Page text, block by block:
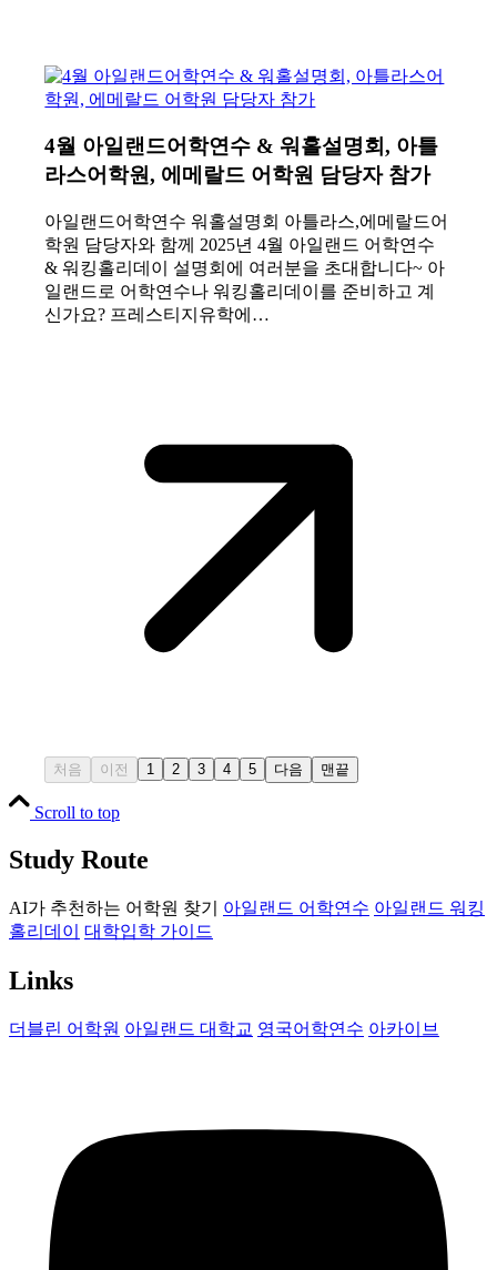
4월 아일랜드어학연수 & 워홀설명회, 아틀
라스어학원, 에메랄드 어학원 담당자 참가
아일랜드어학연수 워홀설명회 아틀라스,에메랄드어
학원 담당자와 함께 2025년 4월 아일랜드 어학연수
& 워킹홀리데이 설명회에 여러분을 초대합니다~ 아
일랜드로 어학연수나 워킹홀리데이를 준비하고 계
신가요? 프레스티지유학에…
처음 이전 1 2 3 4 5 다음 맨끝
Scroll to top
Study Route
AI가 추천하는 어학원 찾기 아일랜드 어학연수 아일랜드 워킹
홀리데이
대학입학 가이드
Links
더블린 어학원 아일랜드 대학교 영국어학연수 아카이브